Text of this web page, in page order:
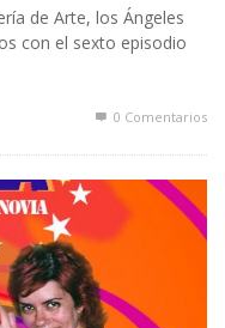
de Arte, los Ángeles
con el sexto episodio
0 Comentarios